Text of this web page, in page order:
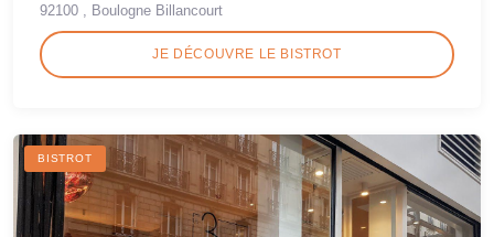
92100 , Boulogne Billancourt
JE DÉCOUVRE LE BISTROT
BISTROT